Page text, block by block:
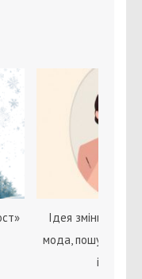
Ідея зміни статі
мода, пошук себе